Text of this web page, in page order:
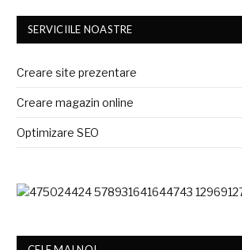
SERVICIILE NOASTRE
Creare site prezentare
Creare magazin online
Optimizare SEO